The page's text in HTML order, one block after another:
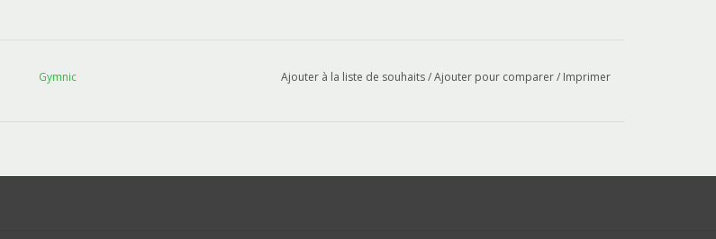
Gymnic Ajouter à la liste de souhaits/Ajouter pour comparer/ Imprimer